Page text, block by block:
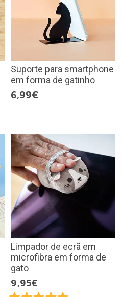
Suporte para smartphone
em forma de gatinho
6,99€
Limpador de ecrã em
microfibra em forma de
gato
9,95€